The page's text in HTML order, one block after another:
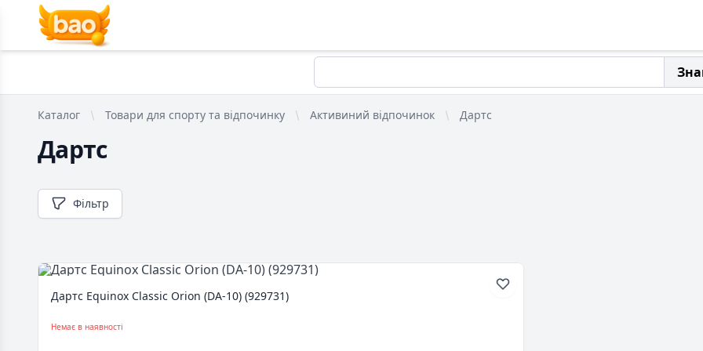
Каталог Товари для спорту та відпочинку Активиний відпочинок Дартс
Дартс
Фільтр
Дартс Equinox Classic Orion (DA-10) (929731)
Немає в наявності